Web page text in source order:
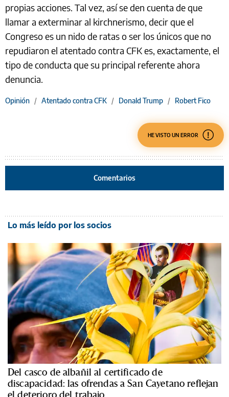
propias acciones. Tal vez, así se den cuenta de que
llamar a exterminar al kirchnerismo, decir que el
Congreso es un nido de ratas o ser los únicos que no
repudiaron el atentado contra CFK es, exactamente, el
tipo de conducta que su principal referente ahora
denuncia.
Opinión / Atentado contra CFK / Donald Trump / Robert Fico
HE VISTO UN ERROR
Comentarios
Lo más leído por los socios
Del casco de albañil al certificado de
discapacidad: las ofrendas a San Cayetano reflejan
el deterioro del trabajo